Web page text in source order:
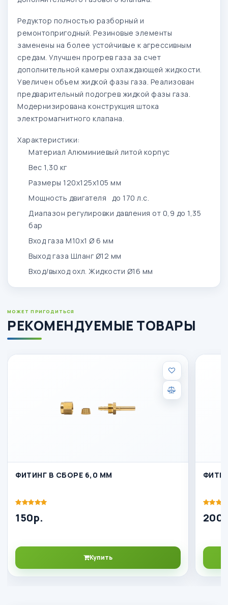
Редуктор полностью разборный и
ремонтопригодный. Резиновые элементы
заменены на более устойчивые к агрессивным
средам. Улучшен прогрев газа за счет
дополнительной камеры охлаждающей жидкости.
Увеличен объем жидкой фазы газа. Реализован
предварительный подогрев жидкой фазы газа.
Модернизирована конструкция штока
электромагнитного клапана.
Характеристики:
Материал Алюминиевый литой корпус
Вес 1,30 кг
Размеры 120x125x105 мм
Мощность двигателя
до 170 л.с.
Диапазон регулировки давления от 0,9 до 1,35
бар
Вход газа M10x1 Ø 6 мм
Выход газа Шланг Ø12 мм
Вход/выход охл. Жидкости Ø16 мм
МОЖЕТ ПРИГОДИТЬСЯ
РЕКОМЕНДУЕМЫЕ ТОВАРЫ
ФИТИНГ В СБОРЕ 6,0 ММ
150р.
Купить